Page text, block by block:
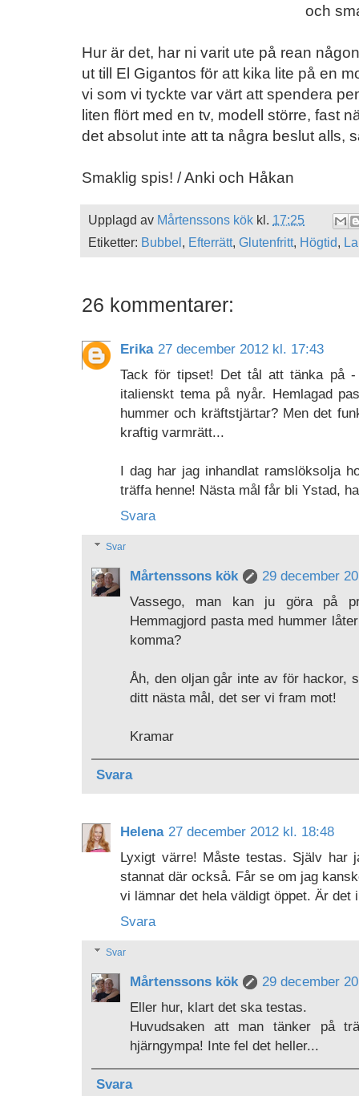
och
Hur är det, har ni varit ute på rean
ut till El Gigantos för att kika lite på en
vi som vi tyckte var värt att spendera
liten flört med en tv, modell större, fast
det absolut inte att ta några beslut alls,
Smaklig spis! / Anki och Håkan
Upplagd av Mårtenssons kök kl. 17:25
Etiketter: Bubbel , Efterrätt, Glutenfritt, Högtid,
26 kommentarer:
Erika 27 december 2012 kl. 17:43
Tack för tipset! Det tål att tänka på -
italienskt tema på nyår. Hemlagad
hummer och kräftstjärtar? Men det
kraftig varmrätt...
I dag har jag inhandlat ramslöksolja
träffa henne! Nästa mål får bli Ystad,
Svara
Svar
Mårtenssons kök
29 december
Vassego, man kan ju göra på
Hemmagjord pasta med hummer
komma?
Åh, den oljan går inte av för hackor,
ditt nästa mål, det ser vi fram mot!
Kramar
Svara
Helena 27 december 2012 kl. 18:48
Lyxigt värre! Måste testas. Själv har
stannat där också. Får se om jag
vi lämnar det hela väldigt öppet. Är det
Svara
Svar
Mårtenssons kök
29 december
Eller hur, klart det ska testas.
Huvudsaken att man tänker på
hjärngympa! Inte fel det heller...
Svara